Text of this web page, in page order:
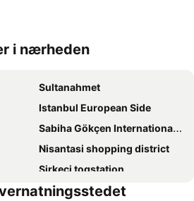
i nærheden
Sultanahmet
Istanbul European Side
Sabiha Gökçen Internationale lufthavn
Nisantasi shopping district
Sirkeci togstation
Istanbul Anatolian Side